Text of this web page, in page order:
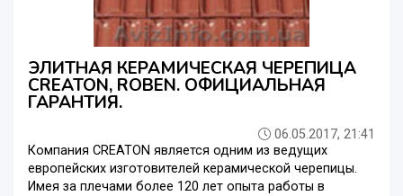
ЭЛИТНАЯ КЕРАМИЧЕСКАЯ ЧЕРЕПИЦА
CREATON, ROBEN. ОФИЦИАЛЬНАЯ
ГАРАНТИЯ.
06.05.2017, 21:41
Компания CREATON является одним из ведущих
европейских изготовителей керамической черепицы.
Имея за плечами более 120 лет опыта работы в